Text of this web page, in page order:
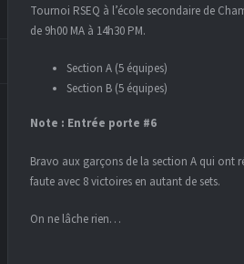
Tournoi RSEQ à l’école secondaire de
de 9h00 MA à 14h30 PM.
Section A (5 équipes)
Section B (5 équipes)
Note : Entrée porte #6
Bravo aux garçons de la section A qui ont
faute avec 8 victoires en autant de sets.
On ne lâche rien…